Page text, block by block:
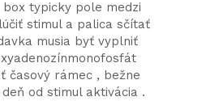
typicky pole medzi
stimul a palica sčítať
musia byť vyplniť
časový rámec , bežne
od stimul aktivácia .